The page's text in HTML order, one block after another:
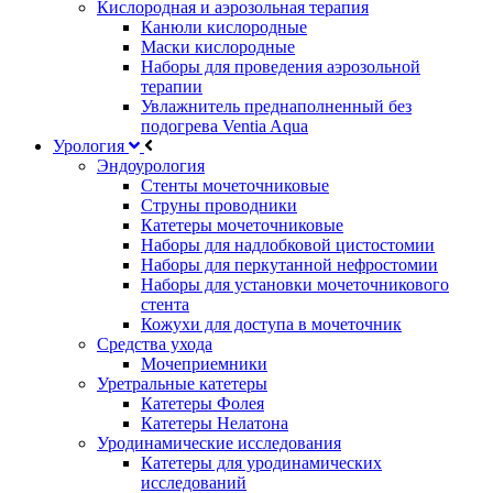
Кислородная и аэрозольная терапия
Канюли кислородные
Маски кислородные
Наборы для проведения аэрозольной
терапии
Увлажнитель преднаполненный без
подогрева Ventia Aqua
Урология
Эндоурология
Стенты мочеточниковые
Струны проводники
Катетеры мочеточниковые
Наборы для надлобковой цистостомии
Наборы для перкутанной нефростомии
Наборы для установки мочеточникового
стента
Кожухи для доступа в мочеточник
Средства ухода
Мочеприемники
Уретральные катетеры
Катетеры Фолея
Катетеры Нелатона
Уродинамические исследования
Катетеры для уродинамических
исследований